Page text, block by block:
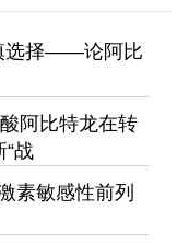
选择——论阿比
阿比特龙在转
战
素敏感性前列